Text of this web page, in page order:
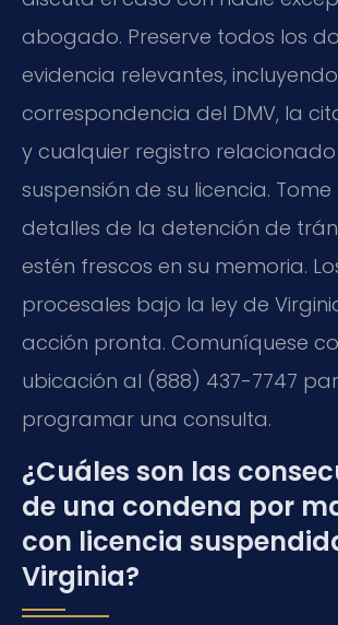
abogado. Preserve todos los
evidencia relevantes,
correspondencia del DMV, la
y cualquier registro
suspensión de su licencia.
detalles de la detención de
estén frescos en su memoria.
procesales bajo la ley de
acción pronta. Comuníquese
ubicación al (888) 437-7747
programar una consulta.
¿Cuáles son las
de una condena por
con licencia
Virginia?